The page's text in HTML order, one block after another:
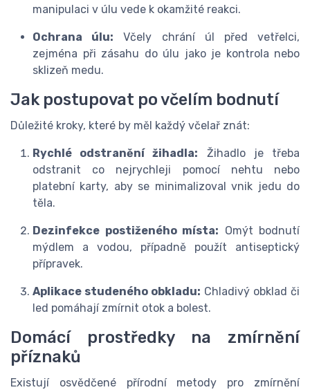
manipulaci v úlu vede k okamžité reakci.
Ochrana úlu: Včely chrání úl před vetřelci,
zejména při zásahu do úlu jako je kontrola nebo
sklizeň medu.
Jak postupovat po včelím bodnutí
Důležité kroky, které by měl každý včelař znát:
Rychlé odstranění žihadla: Žihadlo je třeba
odstranit co nejrychleji pomocí nehtu nebo
platební karty, aby se minimalizoval vnik jedu do
těla.
Dezinfekce postiženého místa: Omýt bodnutí
mýdlem a vodou, případně použít antiseptický
přípravek.
Aplikace studeného obkladu: Chladivý obklad či
led pomáhají zmírnit otok a bolest.
Domácí prostředky na zmírnění
příznaků
Existují osvědčené přírodní metody pro zmírnění